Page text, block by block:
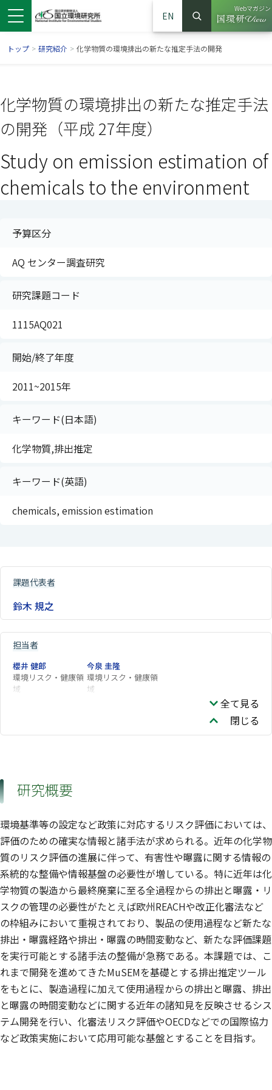
EN
サイト内検索
検索
Webマガジン
（別ウイ
トップ > 研究紹介 > 化学物質の環境排出の新たな推定手法の開発
化学物質の環境排出の新たな推定手法
の開発（平成 27年度）
Study on emission estimation of
chemicals to the environment
予算区分
AQ センター調査研究
研究課題コード
1115AQ021
開始/終了年度
2011~2015年
キーワード(日本語)
化学物質,排出推定
キーワード(英語)
chemicals, emission estimation
課題代表者
鈴木 規之
担当者
櫻井 健郎
環境リスク・健康領
域
今泉 圭隆
環境リスク・健康領
域
全て見る
閉じる
研究概要
環境基準等の設定など政策に対応するリスク評価においては、
評価のための確実な情報と諸手法が求められる。近年の化学物
質のリスク評価の進展に伴って、有害性や曝露に関する情報の
系統的な整備や情報基盤の必要性が増している。特に近年は化
学物質の製造から最終廃棄に至る全過程からの排出と曝露・リ
スクの管理の必要性がたとえば欧州REACHや改正化審法など
の枠組みにおいて重視されており、製品の使用過程など新たな
排出・曝露経路や排出・曝露の時間変動など、新たな評価課題
を実行可能とする諸手法の整備が急務である。本課題では、こ
れまで開発を進めてきたMuSEMを基礎とする排出推定ツール
をもとに、製造過程に加えて使用過程からの排出と曝露、排出
と曝露の時間変動などに関する近年の諸知見を反映させるシス
テム開発を行い、化審法リスク評価やOECDなどでの国際協力
など政策実施において応用可能な基盤とすることを目指す。